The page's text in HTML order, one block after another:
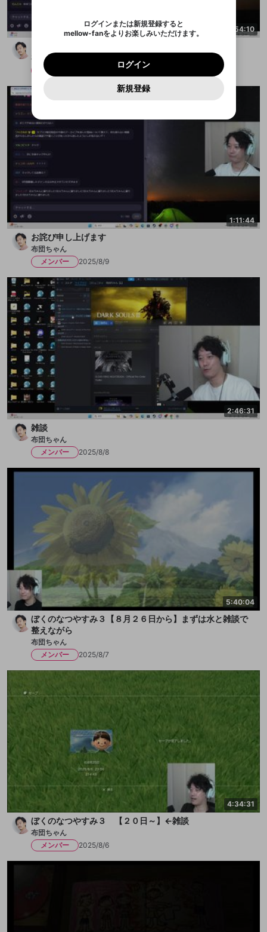
4:54:10
布団ちゃん
メンバー
1:11:44
お詫び申し上げます
布団ちゃん
メンバー
2025/8/9
2:46:31
雑談
布団ちゃん
メンバー
2025/8/8
5:40:04
ぼくのなつやすみ３【８月２６日から】まずは水と雑談で
整えながら
布団ちゃん
メンバー
2025/8/7
4:34:31
ぼくのなつやすみ３ 【２０日～】←雑談
布団ちゃん
メンバー
2025/8/6
ユーザーの視聴環境によっては広告を表示すること
ができない場合があります。
詳しくはこちら
ば、通知をもれなく受け取れます！
インストール アプリで開く
Google
Yahoo! JAPAN
Appleでサインアップ
mellow-fanの利用規約・プライバシーポリシー
で、次にお進みください
次にお進みください。
mellow-fanからのお得な情報をメールで受
け取る
Google
Yahoo! JAPAN
Appleでサインイン
mellow-fanの利用規約・プライバシーポリシー
で、次にお進みください
ログイン
パスワードを忘れた方はこちら
アカウントをお持ちですか？アカウントを作成する
ログインまたは新規登録すると
mellow-fanをよりお楽しみいただけます。
ログイン
新規登録
再設定する
のでご確認ください
OK
ご登録いただいた情報はサービスの向上を目的
として使用いたします。
一部サービスをご利用いただくには、生年月の
登録が必要です。
メイン及びcs.openrec.co.jpドメイン）が受信拒否設
定に含まれていないかご確認ください。
入力
著作権の侵害
なりすまし行為
ゲームの録画禁止区域の配信
政治的・宗教的・人種的な内容
その他の問題
0
報告された問題については、利用規約に違反しているか
どうかをスタッフが確認します。
用することは、利用規約違反になります。
送信
閉じる
Discordアカウントを作成
Discordは第三者が提供するコミュニティーサービスで、
mellow-fanとは関わりがありません。Discordに関してのお
問い合わせにはお答えすることができません。Discordの仕
様変更により、限定コミュニティ特典の提供が終了する可能
します。
Discordに参加する